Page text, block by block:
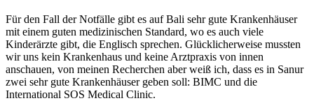
Für den Fall der Notfälle gibt es auf Bali sehr gute Krankenhäuser
mit einem guten medizinischen Standard, wo es auch viele
Kinderärzte gibt, die Englisch sprechen. Glücklicherweise mussten
wir uns kein Krankenhaus und keine Arztpraxis von innen
anschauen, von meinen Recherchen aber weiß ich, dass es in Sanur
zwei sehr gute Krankenhäuser geben soll: BIMC und die
International SOS Medical Clinic.